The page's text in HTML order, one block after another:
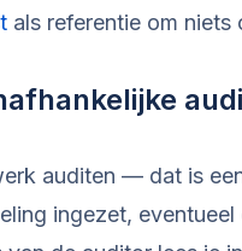
als referentie om
auditen — dat is
ingezet,